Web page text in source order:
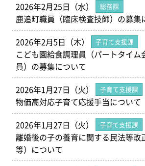
2026年2月25日（水）
総務課
鹿追町職員（臨床検査技師）の募集
2026年2月5日（木）
子育て支援課
こども園給食調理員（パートタイム
員）の募集について
2026年1月27日（火）
子育て支援課
物価高対応子育て応援手当について
2026年1月27日（火）
子育て支援課
離婚後の子の養育に関する民法等改
等）について